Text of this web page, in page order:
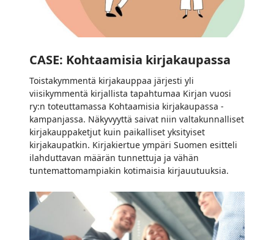
CASE: Kohtaamisia kirjakaupassa
Toistakymmentä kirjakauppaa järjesti yli
viisikymmentä kirjallista tapahtumaa Kirjan vuosi
ry:n toteuttamassa Kohtaamisia kirjakaupassa -
kampanjassa. Näkyvyyttä saivat niin valtakunnalliset
kirjakauppaketjut kuin paikalliset yksityiset
kirjakaupatkin. Kirjakiertue ympäri Suomen esitteli
ilahduttavan määrän tunnettuja ja vähän
tuntemattomampiakin kotimaisia kirjauutuuksia.
InfoCare
Finland
valitsi